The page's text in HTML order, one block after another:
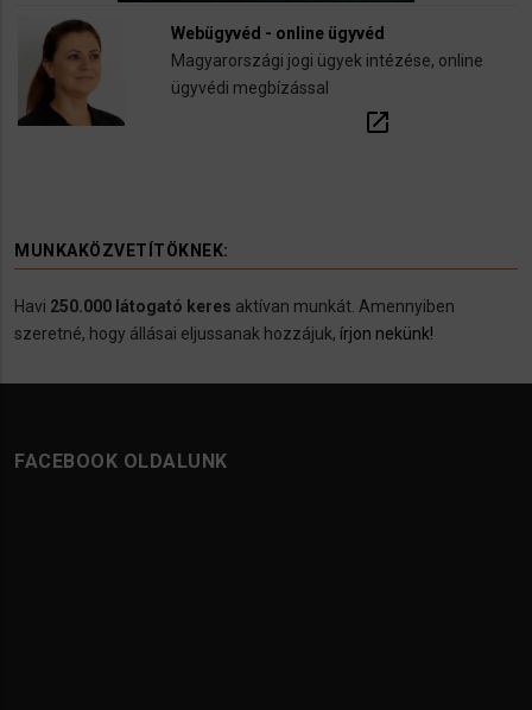
Webügyvéd - online ügyvéd
Magyarországi jogi ügyek intézése, online
ügyvédi megbízással
open_in_new
MUNKAKÖZVETÍTÖKNEK:
Havi 250.000 látogató keres aktívan munkát. Amennyiben
szeretné, hogy állásai eljussanak hozzájuk, írjon nekünk!
FACEBOOK OLDALUNK